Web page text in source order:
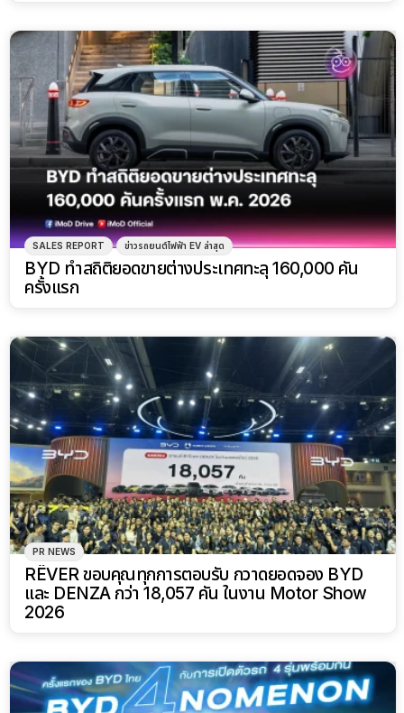
SALES REPORT ข่าวรถยนต์ไฟฟ้า EV ล่าสุด
BYD ทำสถิติยอดขายต่างประเทศทะลุ 160,000 คัน
ครั้งแรก
PR NEWS
RÊVER ขอบคุณทุกการตอบรับ กวาดยอดจอง BYD
และ DENZA กว่า 18,057 คัน ในงาน Motor Show
2026